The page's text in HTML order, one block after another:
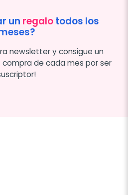
un regalotodos los
newsletter y consigue un
de cada mes por ser